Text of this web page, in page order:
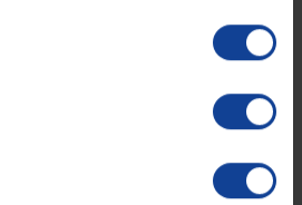
réduit
avec bords soigneusement
pas
et ne collent pas à la langue en cas